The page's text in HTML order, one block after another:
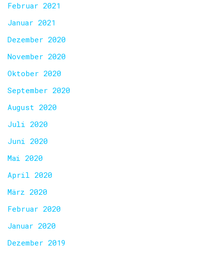
Februar 2021
Januar 2021
Dezember 2020
November 2020
Oktober 2020
September 2020
August 2020
Juli 2020
Juni 2020
Mai 2020
April 2020
März 2020
Februar 2020
Januar 2020
Dezember 2019